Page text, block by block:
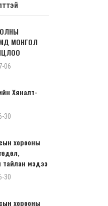
МОНГОЛ
06
Хяналт-
30
хорооны
мэдээ
30
хорооны